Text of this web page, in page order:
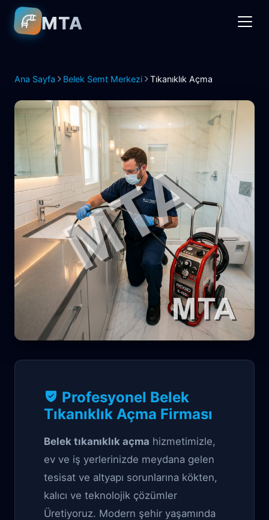
MTA
Ana Sayfa Belek Semt Merkezi Tıkanıklık Açma
Belek Tıkanıklık
Açma
Profesyonel Belek
Tıkanıklık Açma Firması
Belek tıkanıklık açma hizmetimizle,
ev ve iş yerlerinizde meydana gelen
tesisat ve altyapı sorunlarına kökten,
kalıcı ve teknolojik çözümler
Üretiyoruz. Modern şehir yaşamında